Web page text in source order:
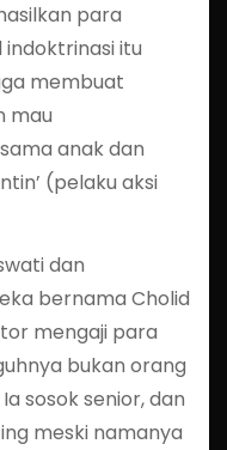
para
indoktrinasi itu
membuat
mau
anak dan
(pelaku aksi
dan
bernama Cholid
mengaji para
bukan orang
sosok senior, dan
meski namanya